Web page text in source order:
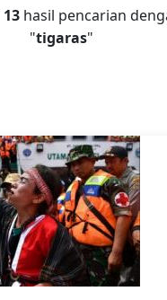
13 hasil pencarian
"tigaras"